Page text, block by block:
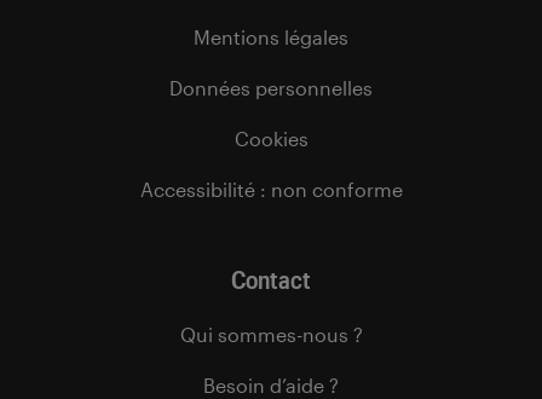
Mentions légales
Données personnelles
Cookies
Accessibilité : non conforme
Contact
Qui sommes-nous ?
Besoin d’aide ?